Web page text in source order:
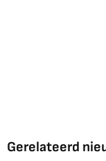
Gerelateerd